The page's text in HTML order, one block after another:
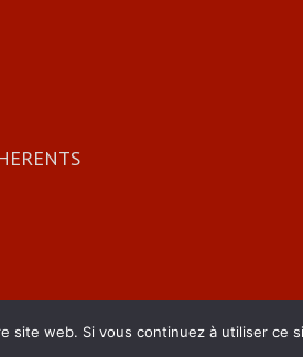
2026 IMentions légales IPlan du site
site web. Si vous continuez à utiliser ce